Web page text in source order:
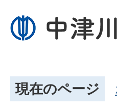
現在のページ